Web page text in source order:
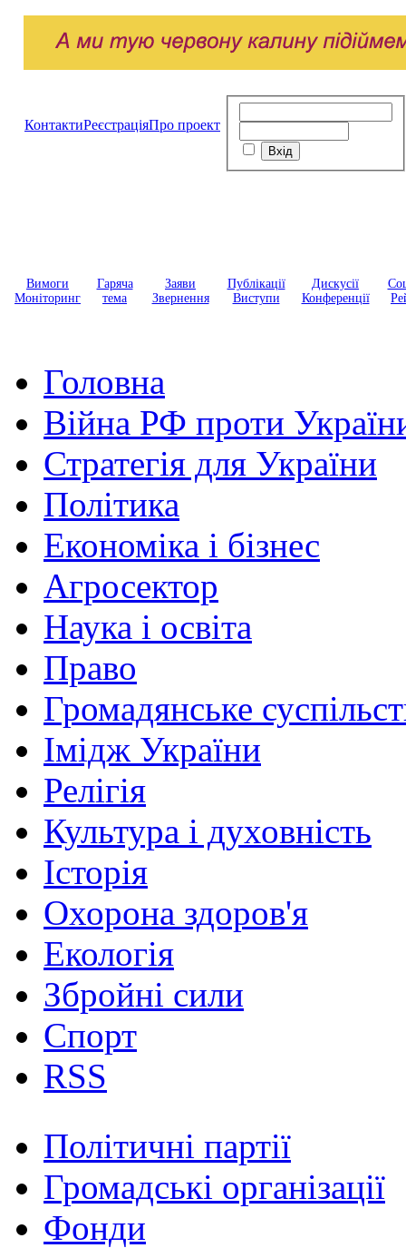
КонтактиРеєстраціяПро проект
Вимоги
Моніторинг
Гаряча
тема
Заяви
Звернення
Публікації
Виступи
Дискусії
Конференції
Головна
Війна РФ проти
Стратегія для України
Політика
Економіка і бізнес
Агросектор
Наука і освіта
Право
Громадянське
Імідж України
Релігія
Культура і духовність
Історія
Охорона здоров'я
Екологія
Збройні сили
Спорт
RSS
Політичні партії
Громадські організації
Фонди